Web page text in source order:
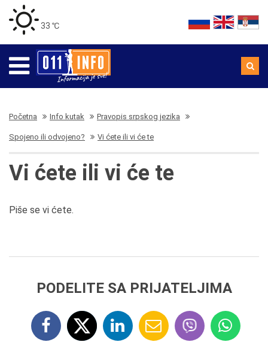
33 ℃
Početna Info kutak Pravopis srpskog jezika
Spojeno ili odvojeno? Vi ćete ili vi će te
Vi ćete ili vi će te
Piše se vi ćete.
PODELITE SA PRIJATELJIMA